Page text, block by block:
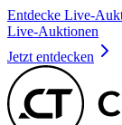
Entdecke Live-
Live-Auktionen
Jetzt entdecken